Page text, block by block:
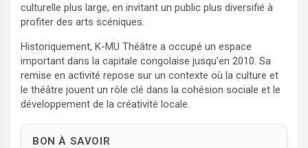
culturelle plus large, en invitant un public plus diversifié à
profiter des arts scéniques.
Historiquement, K-MU Théâtre a occupé un espace
important dans la capitale congolaise jusqu’en 2010. Sa
remise en activité repose sur un contexte où la culture et
le théâtre jouent un rôle clé dans la cohésion sociale et le
développement de la créativité locale.
BON À SAVOIR